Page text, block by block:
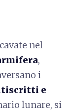
nel
,
i
e
lunare, si